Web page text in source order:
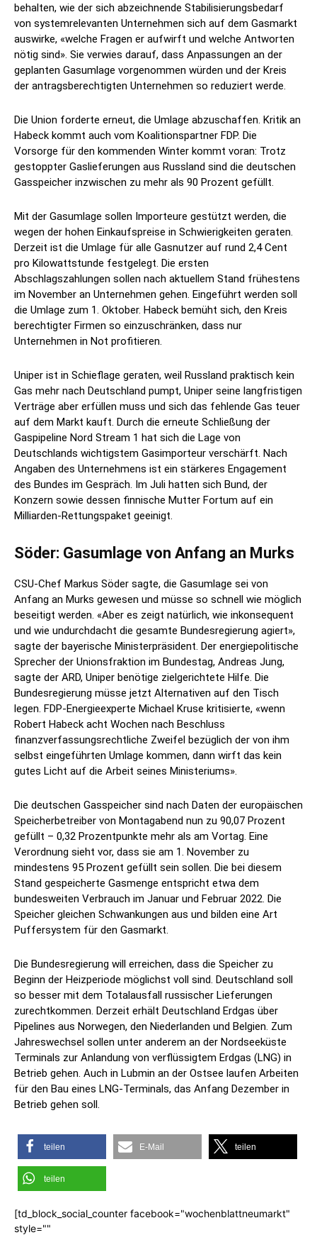
behalten, wie der sich abzeichnende Stabilisierungsbedarf
von systemrelevanten Unternehmen sich auf dem Gasmarkt
auswirke, «welche Fragen er aufwirft und welche Antworten
nötig sind». Sie verwies darauf, dass Anpassungen an der
geplanten Gasumlage vorgenommen würden und der Kreis
der antragsberechtigten Unternehmen so reduziert werde.
Die Union forderte erneut, die Umlage abzuschaffen. Kritik an
Habeck kommt auch vom Koalitionspartner FDP. Die
Vorsorge für den kommenden Winter kommt voran: Trotz
gestoppter Gaslieferungen aus Russland sind die deutschen
Gasspeicher inzwischen zu mehr als 90 Prozent gefüllt.
Mit der Gasumlage sollen Importeure gestützt werden, die
wegen der hohen Einkaufspreise in Schwierigkeiten geraten.
Derzeit ist die Umlage für alle Gasnutzer auf rund 2,4 Cent
pro Kilowattstunde festgelegt. Die ersten
Abschlagszahlungen sollen nach aktuellem Stand frühestens
im November an Unternehmen gehen. Eingeführt werden soll
die Umlage zum 1. Oktober. Habeck bemüht sich, den Kreis
berechtigter Firmen so einzuschränken, dass nur
Unternehmen in Not profitieren.
Uniper ist in Schieflage geraten, weil Russland praktisch kein
Gas mehr nach Deutschland pumpt, Uniper seine langfristigen
Verträge aber erfüllen muss und sich das fehlende Gas teuer
auf dem Markt kauft. Durch die erneute Schließung der
Gaspipeline Nord Stream 1 hat sich die Lage von
Deutschlands wichtigstem Gasimporteur verschärft. Nach
Angaben des Unternehmens ist ein stärkeres Engagement
des Bundes im Gespräch. Im Juli hatten sich Bund, der
Konzern sowie dessen finnische Mutter Fortum auf ein
Milliarden-Rettungspaket geeinigt.
Söder: Gasumlage von Anfang an Murks
CSU-Chef Markus Söder sagte, die Gasumlage sei von
Anfang an Murks gewesen und müsse so schnell wie möglich
beseitigt werden. «Aber es zeigt natürlich, wie inkonsequent
und wie undurchdacht die gesamte Bundesregierung agiert»,
sagte der bayerische Ministerpräsident. Der energiepolitische
Sprecher der Unionsfraktion im Bundestag, Andreas Jung,
sagte der ARD, Uniper benötige zielgerichtete Hilfe. Die
Bundesregierung müsse jetzt Alternativen auf den Tisch
legen. FDP-Energieexperte Michael Kruse kritisierte, «wenn
Robert Habeck acht Wochen nach Beschluss
finanzverfassungsrechtliche Zweifel bezüglich der von ihm
selbst eingeführten Umlage kommen, dann wirft das kein
gutes Licht auf die Arbeit seines Ministeriums».
Die deutschen Gasspeicher sind nach Daten der europäischen
Speicherbetreiber von Montagabend nun zu 90,07 Prozent
gefüllt – 0,32 Prozentpunkte mehr als am Vortag. Eine
Verordnung sieht vor, dass sie am 1. November zu
mindestens 95 Prozent gefüllt sein sollen. Die bei diesem
Stand gespeicherte Gasmenge entspricht etwa dem
bundesweiten Verbrauch im Januar und Februar 2022. Die
Speicher gleichen Schwankungen aus und bilden eine Art
Puffersystem für den Gasmarkt.
Die Bundesregierung will erreichen, dass die Speicher zu
Beginn der Heizperiode möglichst voll sind. Deutschland soll
so besser mit dem Totalausfall russischer Lieferungen
zurechtkommen. Derzeit erhält Deutschland Erdgas über
Pipelines aus Norwegen, den Niederlanden und Belgien. Zum
Jahreswechsel sollen unter anderem an der Nordseeküste
Terminals zur Anlandung von verflüssigtem Erdgas (LNG) in
Betrieb gehen. Auch in Lubmin an der Ostsee laufen Arbeiten
für den Bau eines LNG-Terminals, das Anfang Dezember in
Betrieb gehen soll.
teilen E-Mail teilen
teilen
[td_block_social_counter facebook="wochenblattneumarkt"
style=""